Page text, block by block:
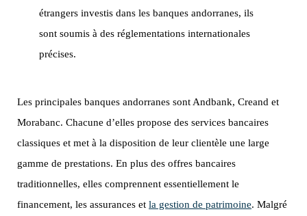
étrangers investis dans les banques andorranes, ils
sont soumis à des réglementations internationales
précises.
Les principales banques andorranes sont Andbank, Creand et
Morabanc. Chacune d’elles propose des services bancaires
classiques et met à la disposition de leur clientèle une large
gamme de prestations. En plus des offres bancaires
traditionnelles, elles comprennent essentiellement le
financement, les assurances et la gestion de patrimoine. Malgré